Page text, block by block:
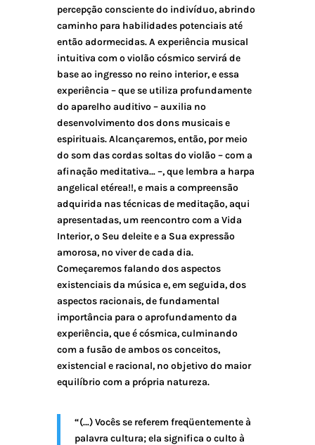
percepção consciente do indivíduo, abrindo
caminho para habilidades potenciais até
então adormecidas. A experiência musical
intuitiva com o violão cósmico servirá de
base ao ingresso no reino interior, e essa
experiência – que se utiliza profundamente
do aparelho auditivo – auxilia no
desenvolvimento dos dons musicais e
espirituais. Alcançaremos, então, por meio
do som das cordas soltas do violão – com a
afinação meditativa… –, que lembra a harpa
angelical etérea!!, e mais a compreensão
adquirida nas técnicas de meditação, aqui
apresentadas, um reencontro com a Vida
Interior, o Seu deleite e a Sua expressão
amorosa, no viver de cada dia.
Começaremos falando dos aspectos
existenciais da música e, em seguida, dos
aspectos racionais, de fundamental
importância para o aprofundamento da
experiência, que é cósmica, culminando
com a fusão de ambos os conceitos,
existencial e racional, no objetivo do maior
equilíbrio com a própria natureza.
“(…) Vocês se referem freqüentemente à
palavra cultura; ela significa o culto à